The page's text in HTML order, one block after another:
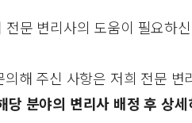
전문 변리사의 도움이 필요하
의해 주신 사항은 저희 전문
당 분야의 변리사 배정 후 상